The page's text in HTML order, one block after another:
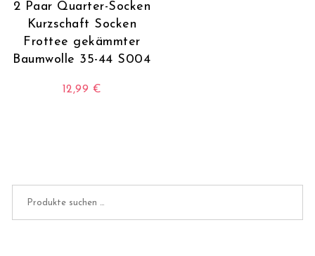
2 Paar Quarter-Socken
Kurzschaft Socken
Frottee gekämmter
Baumwolle 35-44 S004
12,99 €